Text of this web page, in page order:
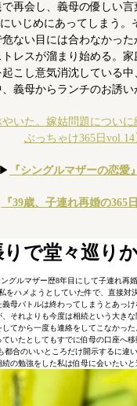
再会し、義母の優しい
いじめにあってしまう
ない目には合わなかっ
レスが溜まり始める。
こし意気消沈している
義母からランチのお誘い
いた。嫁姑問題につい
ぶっちゃけ365日vol.14
『シングルマザーの恋愛』
『39歳、子連れ再婚の365日
りで堂々巡り
グルマザー歴8年目にして子連れ再
ハメようとしていた件で、直接対
母バトルは終わってしまうとあっ
それよりも今度は相続という大きな
てから一度も連絡をしてこなかっ
いたとしてもすでに伯母の口座へ
合のいいところだけ開示するに違
続の勉強をした私は伯母に会いたいと